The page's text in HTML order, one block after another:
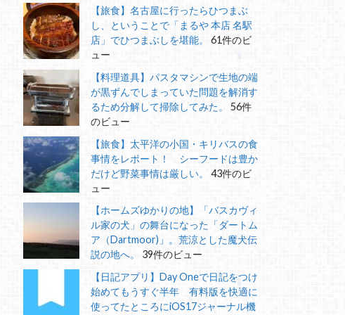
【旅食】名古屋に行ったらひつまぶ
し、ということで「まるや 本店 名駅
店」でひつまぶしを堪能。
61件のビ
ュー
【料理道具】パスタマシンで生地の端
が黒ずんでしまっていた問題を解消す
るため分解して掃除してみた。
56件
のビュー
【旅食】太平洋の小国・キリバスの食
事情をレポート！ シーフードは豊か
だけど野菜事情は厳しい。
43件のビ
ュー
【ホームズゆかりの地】「バスカヴィ
ル家の犬」の舞台になった「ダートム
ア（Dartmoor)」。荒涼とした魔犬伝
説の地へ。
39件のビュー
【日記アプリ】Day Oneで日記をつけ
始めてもうすぐ半年 有料版を快適に
使ってたところにiOS17ジャーナル機